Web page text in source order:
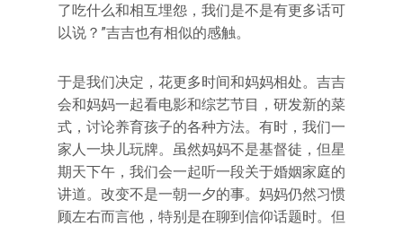
了吃什么和相互埋怨，我们是不是有更多话可
以说？”吉吉也有相似的感触。
于是我们决定，花更多时间和妈妈相处。吉吉
会和妈妈一起看电影和综艺节目，研发新的菜
式，讨论养育孩子的各种方法。有时，我们一
家人一块儿玩牌。虽然妈妈不是基督徒，但星
期天下午，我们会一起听一段关于婚姻家庭的
讲道。改变不是一朝一夕的事。妈妈仍然习惯
顾左右而言他，特别是在聊到信仰话题时。但